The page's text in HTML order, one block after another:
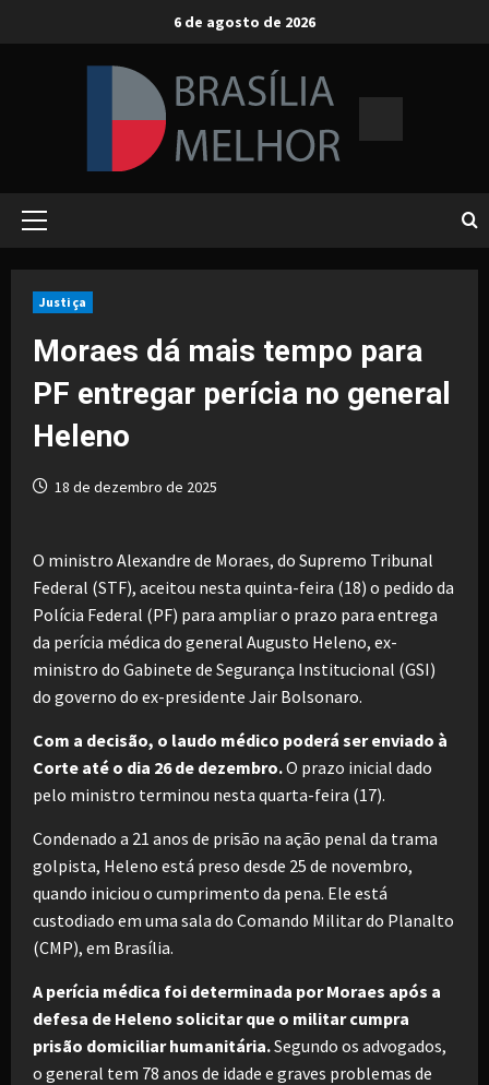
6 de agosto de 2026
Primary
Justiça
Moraes dá mais tempo para
PF entregar perícia no general
Heleno
18 de dezembro de 2025
O ministro Alexandre de Moraes, do Supremo Tribunal
Federal (STF), aceitou nesta quinta-feira (18) o pedido da
Polícia Federal (PF) para ampliar o prazo para entrega
da perícia médica do general Augusto Heleno, ex-
ministro do Gabinete de Segurança Institucional (GSI)
do governo do ex-presidente Jair Bolsonaro.
Com a decisão, o laudo médico poderá ser enviado à
Corte até o dia 26 de dezembro.O prazo inicial dado
pelo ministro terminou nesta quarta-feira (17).
Condenado a 21 anos de prisão na ação penal da trama
golpista, Heleno está preso desde 25 de novembro,
quando iniciou o cumprimento da pena. Ele está
custodiado em uma sala do Comando Militar do Planalto
(CMP), em Brasília.
A perícia médica foi determinada por Moraes após a
defesa de Heleno solicitar que o militar cumpra
prisão domiciliar humanitária.Segundo os advogados,
o general tem 78 anos de idade e graves problemas de